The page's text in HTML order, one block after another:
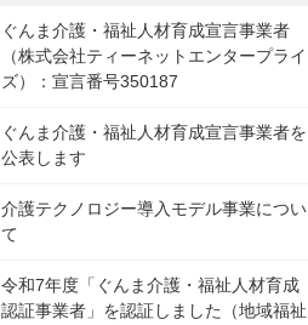
ぐんま介護・福祉人材育成宣言事業者
（株式会社ティーネットエンタープライ
ズ）：宣言番号350187
ぐんま介護・福祉人材育成宣言事業者を
公表します
介護テクノロジー導入モデル事業につい
て
令和7年度「ぐんま介護・福祉人材育成
認証事業者」を認証しました（地域福祉